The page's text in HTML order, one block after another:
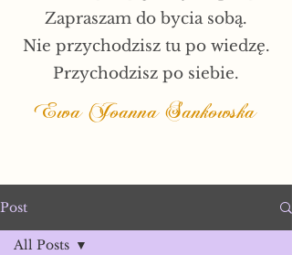
Zapraszam do bycia sobą.
Nie przychodzisz tu po wiedzę.
Przychodzisz po siebie.
Ewa Joanna Sankowska
Post
All Posts